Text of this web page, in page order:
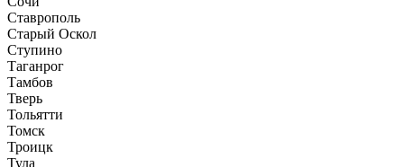
Ставрополь
Старый Оскол
Ступино
Таганрог
Тамбов
Тверь
Тольятти
Томск
Троицк
Тула